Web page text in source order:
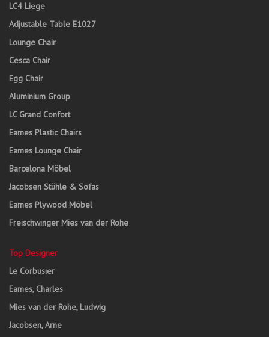
LC4 Liege
Adjustable Table E1027
Lounge Chair
Cesca Chair
Egg Chair
Aluminium Group
LC Grand Confort
Eames Plastic Chairs
Eames Lounge Chair
Barcelona Möbel
Jacobsen Stühle & Sofas
Eames Plywood Möbel
Freischwinger Mies van der Rohe
Top Designer
Le Corbusier
Eames, Charles
Mies van der Rohe, Ludwig
Jacobsen, Arne